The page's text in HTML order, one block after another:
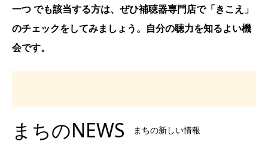
一つ でも該当する方は、ぜひ補聴器専門店で「きこえ」
のチェックをしてみましょう。自分の聴力を知るよい機
会です。
まちのNEWS まちの新しい情報